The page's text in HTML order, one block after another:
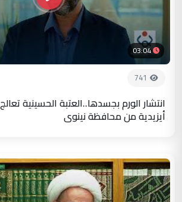
03:04
741
انتشار الورم بجسدها..العتبة الحسينية
أيزيدية من محافظة نينوى